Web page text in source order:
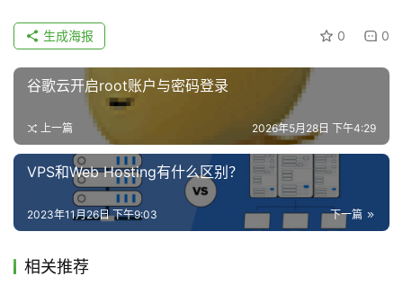
资
V
工
具
登录
价格可谓非常亲民，2023年黑五期间，最低只需10美元/
年。
RackNerd 2023年黑五VPS套餐
0 0
生成海报
谷歌云开启root账户与密码登录
上一篇 2026年5月28日 下午4:29
VPS和Web Hosting有什么区别？
下一篇
2023年11月26日 下午9:03
相关推荐